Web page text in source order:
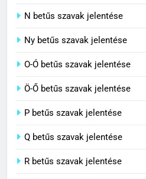
8
N betűs szavak jelentése
Ny betűs szavak jelentése
O-Ó betűs szavak jelentése
Ö-Ő betűs szavak jelentése
P betűs szavak jelentése
Q betűs szavak jelentése
R betűs szavak jelentése